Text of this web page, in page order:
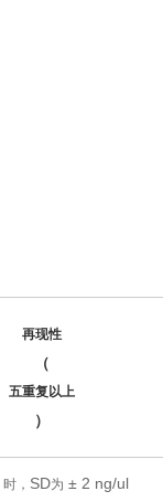
再现性
（
五重复以上
）
时， SD为 ± 2 ng/ul